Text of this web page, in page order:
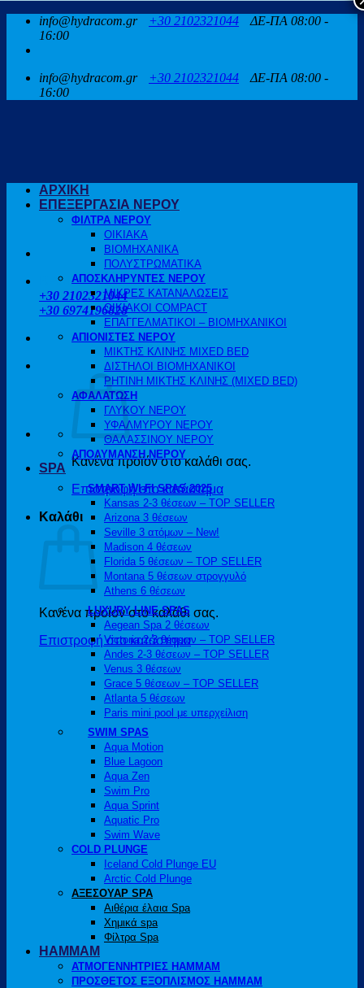
Μετάβαση
περιεχόμενο
info@hydracom.gr +30 2102321044
ΔΕ-ΠΑ 08:00 -
16:00
info@hydracom.gr +30 2102321044
ΔΕ-ΠΑ 08:00 -
16:00
ΚΑΛΕΣΤΕ ΜΑΣ
+30 2102321044
+30 6974196828
Κανένα προϊόν στο καλάθι σας.
Επιστροφή στο κατάστημα
Καλάθι
Κανένα προϊόν στο καλάθι σας.
Επιστροφή στο κατάστημα
ΑΡΧΙΚΗ
ΕΠΕΞΕΡΓΑΣΙΑ ΝΕΡΟΥ
ΦΙΛΤΡΑ ΝΕΡΟΥ
ΟΙΚΙΑΚΑ
ΒΙΟΜΗΧΑΝΙΚΑ
ΠΟΛΥΣΤΡΩΜΑΤΙΚΑ
ΑΠΟΣΚΛΗΡΥΝΤΕΣ ΝΕΡΟΥ
ΜΙΚΡΕΣ ΚΑΤΑΝΑΛΩΣΕΙΣ
ΟΙΚΙΑΚΟΙ COMPACT
ΕΠΑΓΓΕΛΜΑΤΙΚΟΙ – ΒΙΟΜΗΧΑΝΙΚΟΙ
ΑΠΙΟΝΙΣΤΕΣ ΝΕΡΟΥ
ΜΙΚΤΗΣ ΚΛΙΝΗΣ MIXED BED
ΔΙΣΤΗΛΟΙ ΒΙΟΜΗΧΑΝΙΚΟΙ
ΡΗΤΙΝΗ ΜΙΚΤΗΣ ΚΛΙΝΗΣ (MIXED BED)
ΑΦΑΛΑΤΩΣΗ
ΓΛΥΚΟΥ ΝΕΡΟΥ
ΥΦΑΛΜΥΡΟΥ ΝΕΡΟΥ
ΘΑΛΑΣΣΙΝΟΥ ΝΕΡΟΥ
ΑΠΟΛΥΜΑΝΣΗ ΝΕΡΟΥ
SPA
SMART WI-FI SPAS 2025
Kansas 2-3 θέσεων – TOP SELLER
Arizona 3 θέσεων
Seville 3 ατόμων – New!
Madison 4 θέσεων
Florida 5 θέσεων – TOP SELLER
Montana 5 θέσεων στρογγυλό
Athens 6 θέσεων
LUXURY LINE SPAS
Aegean Spa 2 θέσεων
Victoria 2-3 θέσεων – TOP SELLER
Andes 2-3 θέσεων – TOP SELLER
Venus 3 θέσεων
Grace 5 θέσεων – TOP SELLER
Atlanta 5 θέσεων
Paris mini pool με υπερχείλιση
SWIM SPAS
Aqua Motion
Blue Lagoon
Aqua Zen
Swim Pro
Aqua Sprint
Aquatic Pro
Swim Wave
COLD PLUNGE
Iceland Cold Plunge EU
Arctic Cold Plunge
ΑΞΕΣΟΥΑΡ SPA
Αιθέρια έλαια Spa
Χημικά spa
Φίλτρα Spa
HAMMAM
ΑΤΜΟΓΕΝΝΗΤΡΙΕΣ HAMMAM
ΠΡΟΣΘΕΤΟΣ ΕΞΟΠΛΙΣΜΟΣ HAMMAM